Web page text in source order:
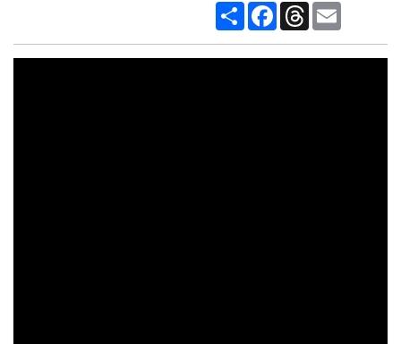
Share Facebook
Threads